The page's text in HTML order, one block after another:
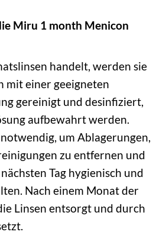
Miru 1 month Menicon
handelt, werden sie
mit einer geeigneten
gereinigt und desinfiziert,
aufbewahrt werden.
um Ablagerungen,
zu entfernen und
Tag hygienisch und
Nach einem Monat der
Linsen entsorgt und durch